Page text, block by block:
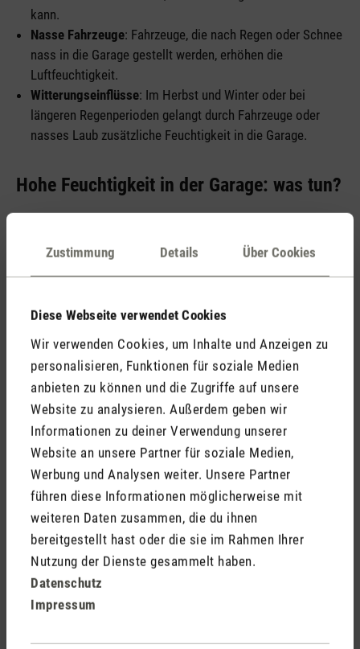
Zustimmung Details Über Cookies
Diese Webseite verwendet Cookies
Wir verwenden Cookies, um Inhalte und Anzeigen zu
personalisieren, Funktionen für soziale Medien
anbieten zu können und die Zugriffe auf unsere
Website zu analysieren. Außerdem geben wir
Informationen zu deiner Verwendung unserer
Website an unsere Partner für soziale Medien,
Werbung und Analysen weiter. Unsere Partner
führen diese Informationen möglicherweise mit
weiteren Daten zusammen, die du ihnen
bereitgestellt hast oder die sie im Rahmen Ihrer
Nutzung der Dienste gesammelt haben.
Datenschutz
Impressum
kann.
Nasse Fahrzeuge: Fahrzeuge, die nach Regen oder Schnee
nass in die Garage gestellt werden, erhöhen die
Luftfeuchtigkeit.
Witterungseinflüsse: Im Herbst und Winter oder bei
längeren Regenperioden gelangt durch Fahrzeuge oder
nasses Laub zusätzliche Feuchtigkeit in die Garage.
Hohe Feuchtigkeit in der Garage: was tun?
Minuten das Garagentor und / oder falls vorhanden
Fenster, um frische Luft hereinzulassen und die
Temperatur kontrollieren: Halte die Temperatur in der
Garage möglichst konstant, um Kondensation zu
verhindern. Es empfiehlt sich eine Temperatur von
mindestens 15 °C.
Hygrometer verwenden: Platziere Hygrometeran
verschiedenen Stellen in der Garage, um die
Luftfeuchtigkeit zu überwachen. Ein Hygrometer ist ein
einfaches und effektives Hilfsmittel, um problematische
Feuchtigkeitswerte zu identifizieren.
Regelmässige Reinigung: Entferne Laub, Schmutz und alte
Gegenstände regelmässig aus der Garage, um die
Feuchtigkeit zu reduzieren.
Feuchtigkeitsschutz bei Fahrzeugen: Befreie dein
Fahrzeug vor dem Einfahren in die Garage von Schnee und
Eisklumpen, um keine unnötige Feuchtigkeit in die Garage
zu transportieren.